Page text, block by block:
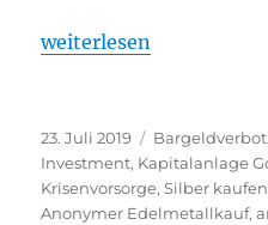
„Bargeldgrenze fällt
weiterlesen
Veröffentlicht
am
23. Juli 2019 Kategorien
Bargeldverbot,
Investment, Kapitalanlage
Krisenvorsorge,Silber kaufen
Anonymer Edelmetallkauf,